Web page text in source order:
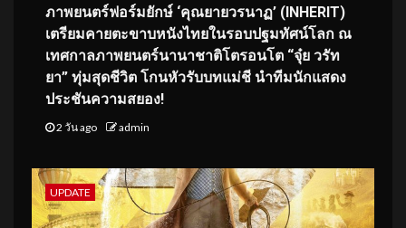
ภาพยนตร์ฟอร์มยักษ์ ‘คุณยายวรนาฏ’ (INHERIT)
เตรียมคายตะขาบหนังไทยในรอบปฐมทัศน์โลก ณ
เทศกาลภาพยนตร์นานาชาติโตรอนโต “จุ๋ย วรัท
ยา” ทุ่มสุดชีวิต โกนหัวรับบทแม่ชี นำทีมนักแสดง
ประชันความสยอง!
2 วัน ago admin
UPDATE